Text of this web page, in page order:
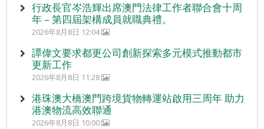
行政長官岑浩輝出席澳門法律工作者聯合會十周
年 – 第四屆架構成員就職典禮。
2026年8月8日 12:04
譚偉文要求都更公司創新探索多元模式推動都市
更新工作
2026年8月8日 11:28
港珠澳大橋澳門跨境貨物轉運站啟用三周年 助力
港澳物流高效聯通
2026年8月8日 10:00